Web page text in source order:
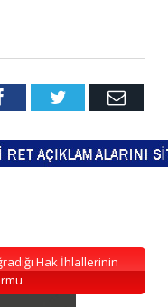
FacebookTwitter Email
Hak İhlallerinin